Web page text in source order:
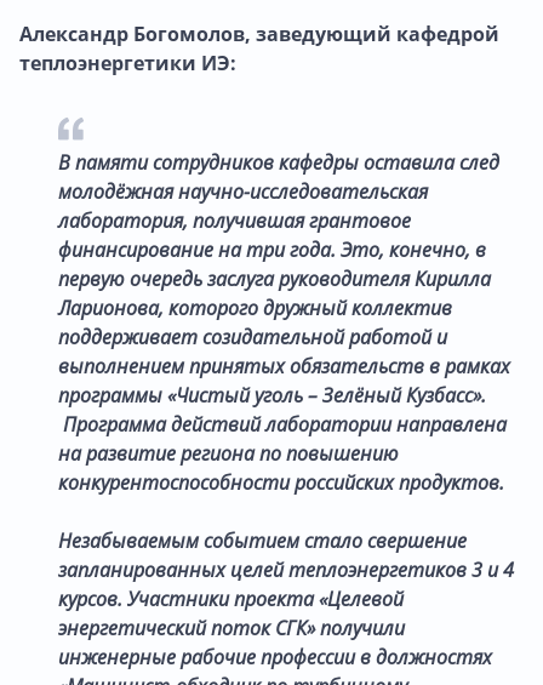
Александр Богомолов, заведующий кафедрой
теплоэнергетики ИЭ:
В памяти сотрудников кафедры оставила след
молодёжная научно-исследовательская
лаборатория, получившая грантовое
финансирование на три года. Это, конечно, в
первую очередь заслуга руководителя Кирилла
Ларионова, которого дружный коллектив
поддерживает созидательной работой и
выполнением принятых обязательств в рамках
программы «Чистый уголь – Зелёный Кузбасс».
Программа действий лаборатории направлена
на развитие региона по повышению
конкурентоспособности российских продуктов.
Незабываемым событием стало свершение
запланированных целей теплоэнергетиков 3 и 4
курсов. Участники проекта «Целевой
энергетический поток СГК» получили
инженерные рабочие профессии в должностях